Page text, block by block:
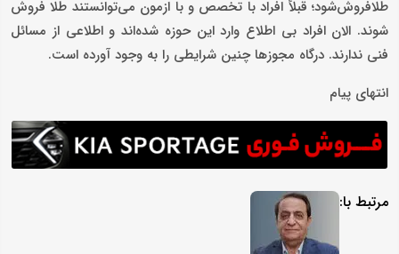
طلافروش‌شود؛ قبلاً افراد با تخصص و با ازمون می‌توانستند طلا فروش
شوند. الان افراد بی اطلاع وارد این حوزه شده‌اند و اطلاعی از مسائل
فنی ندارند. درگاه مجوز‌ها چنین شرایطی را به وجود آورده است.
انتهای پیام
مرتبط با: